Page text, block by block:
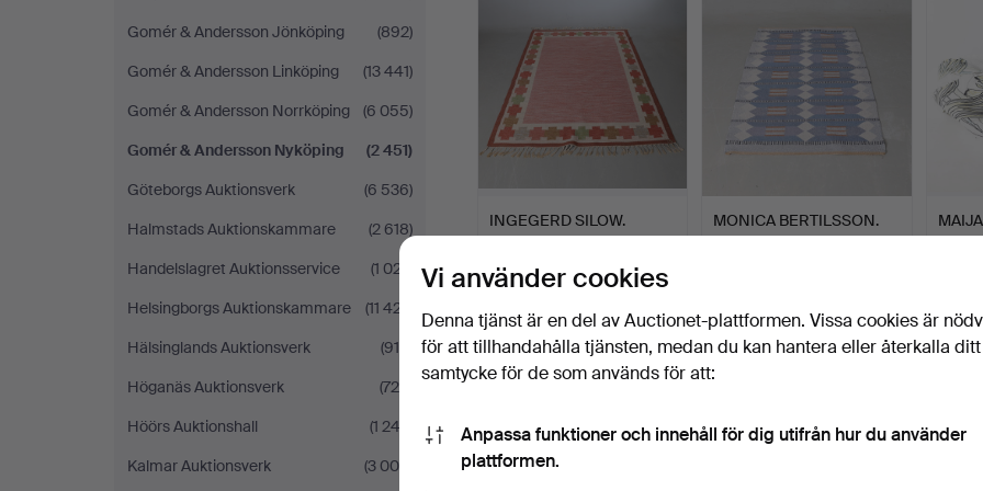
Gomér & Andersson Jönköping
(892)
Gomér & Andersson Linköping
(13 441)
Gomér & Andersson Norrköping
(6 055)
Gomér & Andersson Nyköping
(2 451)
Göteborgs Auktionsverk
(6 536)
Halmstads Auktionskammare
(2 618)
Handelslagret Auktionsservice
(1 027)
Helsingborgs Auktionskammare
(11 427)
Hälsinglands Auktionsverk
(915)
Höganäs Auktionsverk
(726)
Höörs Auktionshall
(1 243)
Kalmar Auktionsverk
(3 004)
INGEGERD SILOW.
rölakan, "Kastelhom", 170 …
11 bud
337 USD
MONICA BERTILSSON.
rölakan,
300 USD 58
Vi använder cookies
Denna tjänst är en del av Auctionet-plattformen. Vissa cookies är
för att tillhandahålla tjänsten, medan du kan hantera eller återkalla ditt
samtycke för de som används för att:
Anpassa funktioner och innehåll för dig utifrån hur du använder
plattformen.